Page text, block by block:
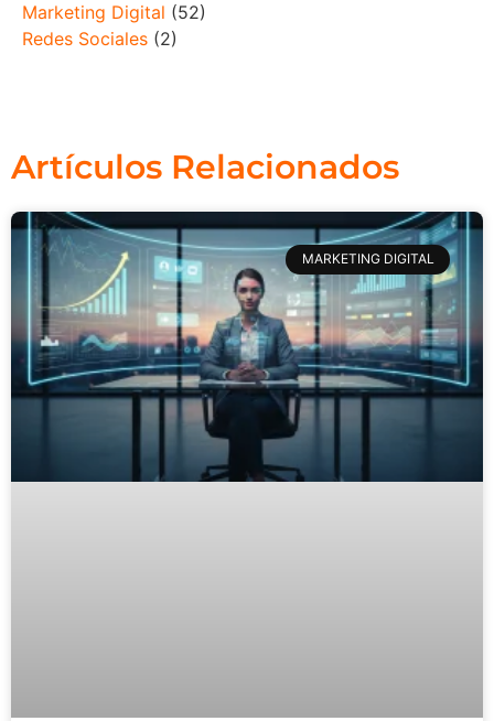
Marketing Digital (52)
Redes Sociales (2)
Artículos Relacionados
MARKETING DIGITAL